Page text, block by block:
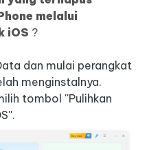
melalui
iOS ?
dan mulai perangkat
menginstalnya.
tombol ''Pulihkan